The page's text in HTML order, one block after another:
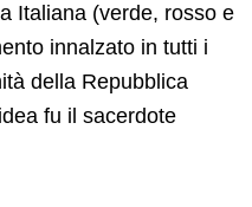
Italiana (verde, rosso e
innalzato in tutti i
della Repubblica
fu il sacerdote